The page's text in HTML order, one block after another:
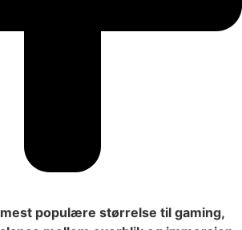
populære størrelse til gaming,